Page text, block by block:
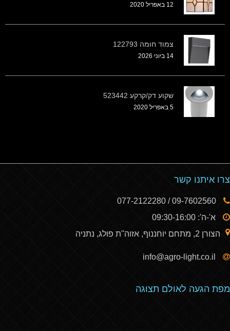
12 באפריל 2020
צמוד חומה 122793
14 ביוני 2026
שקוע דק/קרקע 523442
5 באפריל 2020
צרו איתנו קשר
א'-ה': 09:30-16:00
הצורן 2, מתחם יוחננוף, אזוה''ת פולג, נתניה
מפת הגעה לאולם תצוגה